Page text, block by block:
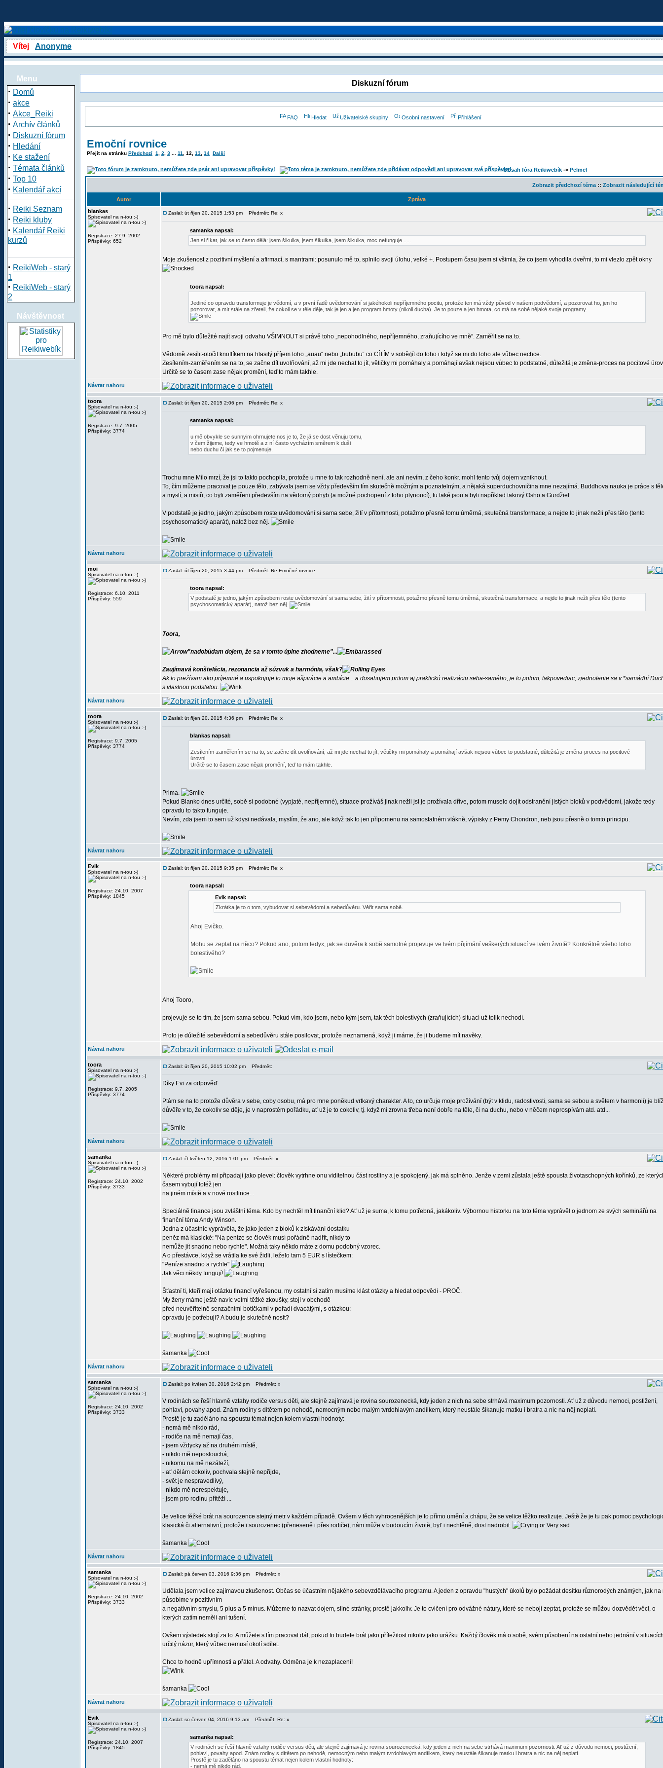
Vítej Anonyme
Menu
· Domů
· akce
· Akce_Reiki
· Archív článků
· Diskuzní fórum
· Hledání
· Ke stažení
· Témata článků
· Top 10
· Kalendář akcí
· Reiki Seznam
· Reiki kluby
· Kalendář Reiki
kurzů
· ReikiWeb - starý
1
· ReikiWeb - starý
2
Návštěvnost
Diskuzní fórum
FAQ Hledat Uživatelské skupiny Osobní nastavení Přihlášení
Emoční rovnice
Přejít na stránku Předchozí 1 2 3 11 12 13 14 Další
Obsah fóra Reikiwebík -> Pelmel
Zobrazit předchozí téma :: Zobrazit následující
Autor
Zpráva
blankas
Spisovatel na n-tou :-)
Registrace: 27.9. 2002
Příspěvky: 652
Zaslal: út říjen 20, 2015 1:53 pm Předmět: Re: x
samanka napsal:
Jen si říkat, jak se to často dělá: jsem šikulka, jsem šikulka, jsem šikulka, moc nefunguje......
Moje zkušenost z pozitivní myšlení a afirmací, s mantrami: posunulo mě to, splnilo svoji úlohu, velké +. Postupem času jsem si všimla, že co jsem vyhodila dveřmi, to mi vlezlo zpět okny
toora napsal:
Jediné co opravdu transformuje je vědomí, a v první řadě uvědomování si jakéhokoli nepříjemného pocitu, protože ten má vždy původ v našem podvědomí, a pozorovat ho, jen ho
pozorovat, a mít stále na zřeteli, že cokoli se v těle děje, tak je jen a jen program hmoty (nikoli ducha). Je to pouze a jen hmota, co má na sobě nějaké svoje programy.
Pro mě bylo důležité najít svoji odvahu VŠIMNOUT si právě toho „nepohodlného, nepříjemného, zraňujícího ve mně“. Zaměřit se na to.
Vědomě zesílit-otočit knoflíkem na hlasitý příjem toho „auau“ nebo „bububu“ co CÍTÍM v sobě/jít do toho i když se mi do toho ale vůbec nechce.
Zesílením-zaměřením se na to, se začne dít uvolňování, až mi jde nechat to jít, větičky mi pomáhaly a pomáhají avšak nejsou vůbec to podstatné, důležitá je změna-proces na pocitové
Určitě se to časem zase nějak promění, teď to mám takhle.
Návrat nahoru
toora
Spisovatel na n-tou :-)
Registrace: 9.7. 2005
Příspěvky: 3774
Zaslal: út říjen 20, 2015 2:06 pm Předmět: Re: x
samanka napsal:
u mě obvykle se sunnyim ohrnujete nos je to, že já se dost věnuju tomu,
v čem žijeme, tedy ve hmotě a z ní často vycházím směrem k duši
nebo duchu či jak se to pojmenuje.
Trochu mne Mílo mrzí, že jsi to takto pochopila, protože u mne to tak rozhodně není, ale ani nevím, z čeho konkr. mohl tento tvůj dojem vzniknout.
To, čím můžeme pracovat je pouze tělo, zabývala jsem se vždy především tím skutečně možným a poznatelným, a nějaká superduchovničina mne nezajímá. Buddhova nauka je práce s
a myslí, a mistři, co byli zaměřeni především na vědomý pohyb (a možné pochopení z toho plynoucí), tu také jsou a byli například takový Osho a Gurdžief.
V podstatě je jedno, jakým způsobem roste uvědomování si sama sebe, žití v přítomnosti, potažmo přesně tomu úměrná, skutečná transformace, a nejde to jinak nežli přes tělo (tento
psychosomatický aparát), natož bez něj.
Návrat nahoru
moi
Spisovatel na n-tou :-)
Registrace: 6.10. 2011
Příspěvky: 559
Zaslal: út říjen 20, 2015 3:44 pm Předmět: Re:Emočné rovnice
toora napsal:
V podstatě je jedno, jakým způsobem roste uvědomování si sama sebe, žití v přítomnosti, potažmo přesně tomu úměrná, skutečná transformace, a nejde to jinak nežli přes tělo (tento
psychosomatický aparát), natož bez něj.
Toora,
"nadobúdam dojem, že sa v tomto úplne zhodneme"...
Zaujímavá konštelácia, rezonancia až súzvuk a harmónia, však?
Ak to prežívam ako príjemné a uspokojuje to moje ašpirácie a ambície... a dosahujem pritom aj praktickú realizáciu seba-samého, je to potom, takpovediac, zjednotenie sa v *samádhí
s vlastnou podstatou.
Návrat nahoru
toora
Spisovatel na n-tou :-)
Registrace: 9.7. 2005
Příspěvky: 3774
Zaslal: út říjen 20, 2015 4:36 pm Předmět: Re: x
blankas napsal:
Zesílením-zaměřením se na to, se začne dít uvolňování, až mi jde nechat to jít, větičky mi pomáhaly a pomáhají avšak nejsou vůbec to podstatné, důležitá je změna-proces na pocitové
úrovni.
Určitě se to časem zase nějak promění, teď to mám takhle.
Prima.
Pokud Blanko dnes určité, sobě si podobné (vypjaté, nepříjemné), situace prožíváš jinak nežli jsi je prožívala dříve, potom muselo dojít odstranění jistých bloků v podvědomí, jakože tedy
opravdu to takto funguje.
Nevím, zda jsem to sem už kdysi nedávala, myslím, že ano, ale když tak to jen připomenu na samostatném vlákně, výpisky z Pemy Chondron, neb jsou přesně o tomto principu.
Návrat nahoru
Evik
Spisovatel na n-tou :-)
Registrace: 24.10. 2007
Příspěvky: 1845
Zaslal: út říjen 20, 2015 9:35 pm Předmět: Re: x
toora napsal:
Evik napsal:
Zkrátka je to o tom, vybudovat si sebevědomí a sebedůvěru. Věřit sama sobě.
Ahoj Evičko.
Mohu se zeptat na něco? Pokud ano, potom tedyx, jak se důvěra k sobě samotné projevuje ve tvém přijímání veškerých situací ve tvém životě? Konkrétně všeho toho
bolestivého?
Ahoj Tooro,
projevuje se to tím, že jsem sama sebou. Pokud vím, kdo jsem, nebo kým jsem, tak těch bolestivých (zraňujících) situací už tolik nechodí.
Proto je důležité sebevědomí a sebedůvěru stále posilovat, protože neznamená, když ji máme, že ji budeme mít navěky.
Návrat nahoru
toora
Spisovatel na n-tou :-)
Registrace: 9.7. 2005
Příspěvky: 3774
Zaslal: út říjen 20, 2015 10:02 pm Předmět:
Díky Evi za odpověď.
Ptám se na to protože důvěra v sebe, coby osobu, má pro mne poněkud vrtkavý charakter. A to, co určuje moje prožívání (být v klidu, radostivosti, sama se sebou a světem v harmonii) je
důvěře v to, že cokoliv se děje, je v naprostém pořádku, ať už je to cokoliv, tj. když mi zrovna třeba není dobře na těle, či na duchu, nebo v něčem neprospívám atd. atd...
Návrat nahoru
samanka
Spisovatel na n-tou :-)
Registrace: 24.10. 2002
Příspěvky: 3733
Zaslal: čt květen 12, 2016 1:01 pm Předmět: x
Některé problémy mi připadají jako plevel: člověk vytrhne onu viditelnou část rostliny a je spokojený, jak má splněno. Jenže v zemi zůstala ještě spousta životaschopných kořínků, ze
časem vybují totéž jen
na jiném místě a v nové rostlince...
Speciálně finance jsou zvláštní téma. Kdo by nechtěl mít finanční klid? Ať už je suma, k tomu potřebná, jakákoliv. Výbornou historku na toto téma vyprávěl o jednom ze svých seminářů na
finanční téma Andy Winson.
Jedna z účastnic vyprávěla, že jako jeden z bloků k získávání dostatku
peněz má klasické: "Na peníze se člověk musí pořádně nadřít, nikdy to
nemůže jít snadno nebo rychle". Možná taky někdo máte z domu podobný vzorec.
A o přestávce, když se vrátila ke své židli, leželo tam 5 EUR s lístečkem:
"Peníze snadno a rychle"
Jak věci někdy fungují!
Šťastní ti, kteří mají otázku financí vyřešenou, my ostatní si zatím musíme klást otázky a hledat odpovědi - PROČ.
My ženy máme ještě navíc velmi těžké zkoušky, stojí v obchodě
před neuvěřitelně senzačními botičkami v pořadí dvacátými, s otázkou:
opravdu je potřebuji? A budu je skutečně nosit?
šamanka
Návrat nahoru
samanka
Spisovatel na n-tou :-)
Registrace: 24.10. 2002
Příspěvky: 3733
Zaslal: po květen 30, 2016 2:42 pm Předmět: x
V rodinách se řeší hlavně vztahy rodiče versus děti, ale stejně zajímavá je rovina sourozenecká, kdy jeden z nich na sebe strhává maximum pozornosti. Ať už z důvodu nemoci, postižení,
pohlaví, povahy apod. Znám rodiny s dítětem po nehodě, nemocným nebo malým tvrdohlavým andílkem, který neustále šikanuje matku i bratra a nic na něj neplatí.
Prostě je tu zaděláno na spoustu témat nejen kolem vlastní hodnoty:
- nemá mě nikdo rád,
- rodiče na mě nemají čas,
- jsem vždycky až na druhém místě,
- nikdo mě neposlouchá,
- nikomu na mě nezáleží,
- ať dělám cokoliv, pochvala stejně nepřijde,
- svět je nespravedlivý,
- nikdo mě nerespektuje,
- jsem pro rodinu přítěží ...
Je velice těžké brát na sourozence stejný metr v každém případě. Ovšem v těch vyhrocenějších je to přímo umění a chápu, že se velice těžko realizuje. Ještě že je tu pak pomoc
klasická či alternativní, protože i sourozenec (přeneseně i přes rodiče), nám může v budoucím životě, byť i nechtěně, dost nadrobit.
šamanka
Návrat nahoru
samanka
Spisovatel na n-tou :-)
Registrace: 24.10. 2002
Příspěvky: 3733
Zaslal: pá červen 03, 2016 9:36 pm Předmět: x
Udělala jsem velice zajímavou zkušenost. Občas se účastním nějakého sebevzdělávacího programu. A jeden z opravdu "hustých" úkolů bylo požádat desítku různorodých známých, jak na
působíme v pozitivním
a negativním smyslu, 5 plus a 5 mínus. Můžeme to nazvat dojem, silné stránky, prostě jakkoliv. Je to cvičení pro odvážné nátury, které se nebojí zeptat, protože se můžou dozvědět věci, o
kterých zatím neměli ani tušení.
Ovšem výsledek stojí za to. A můžete s tím pracovat dál, pokud to budete brát jako příležitost nikoliv jako urážku. Každý člověk má o sobě, svém působení na ostatní nebo jednání v
určitý názor, který vůbec nemusí okolí sdílet.
Chce to hodně upřímnosti a přátel. A odvahy. Odměna je k nezaplacení!
šamanka
Návrat nahoru
Evik
Spisovatel na n-tou :-)
Registrace: 24.10. 2007
Příspěvky: 1845
Zaslal: so červen 04, 2016 9:13 am Předmět: Re: x
samanka napsal:
V rodinách se řeší hlavně vztahy rodiče versus děti, ale stejně zajímavá je rovina sourozenecká, kdy jeden z nich na sebe strhává maximum pozornosti. Ať už z důvodu nemoci, postižení,
pohlaví, povahy apod. Znám rodiny s dítětem po nehodě, nemocným nebo malým tvrdohlavým andílkem, který neustále šikanuje matku i bratra a nic na něj neplatí.
Prostě je tu zaděláno na spoustu témat nejen kolem vlastní hodnoty:
- nemá mě nikdo rád,